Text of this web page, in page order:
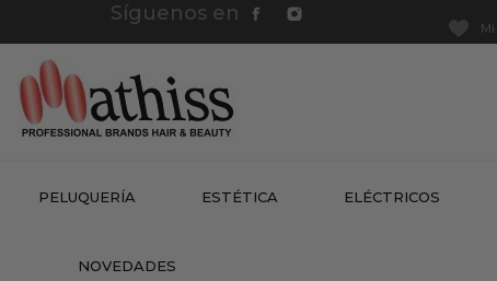
Síguenos en
Mi
PELUQUERÍA ESTÉTICA ELÉCTRICOS
NOVEDADES